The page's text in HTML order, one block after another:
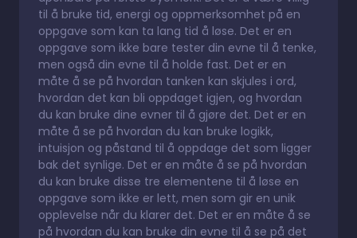
til å bruke tid, energi og oppmerksomhet på en
oppgave som kan ta lang tid å løse. Det er en
oppgave som ikke bare tester din evne til å tenke,
men også din evne til å holde fast. Det er en
måte å se på hvordan tanken kan skjules i ord,
hvordan det kan bli oppdaget igjen, og hvordan
du kan bruke dine evner til å gjøre det. Det er en
måte å se på hvordan du kan bruke logikk,
intuisjon og påstand til å oppdage det som ligger
bak det synlige. Det er en måte å se på hvordan
du kan bruke disse tre elementene til å løse en
oppgave som ikke er lett, men som gir en unik
opplevelse når du klarer det. Det er en måte å se
på hvordan du kan bruke din evne til å se på det